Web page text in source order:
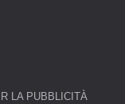
LA PUBBLICITÀ